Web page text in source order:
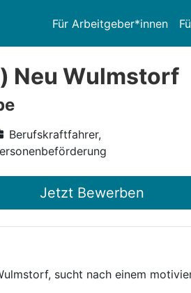
Für Arbeitgeber*innen
Neu Wulmstorf
Berufskraftfahrer,
Jetzt Bewerben
sucht nach einem